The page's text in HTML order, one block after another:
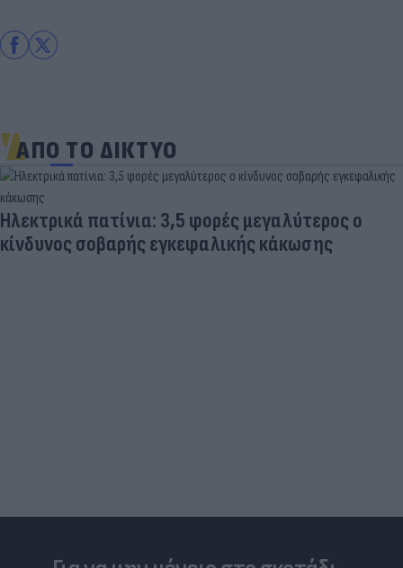
ΑΠΟ ΤΟ ΔΙΚΤΥΟ
Ηλεκτρικά πατίνια: 3,5 φορές μεγαλύτερος ο
κίνδυνος σοβαρής εγκεφαλικής κάκωσης